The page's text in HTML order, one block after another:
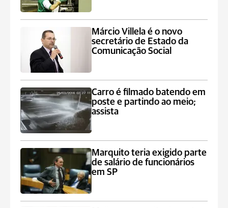
Márcio Villela é o novo
secretário de Estado da
Comunicação Social
Carro é filmado batendo em
poste e partindo ao meio;
assista
Marquito teria exigido parte
de salário de funcionários
em SP